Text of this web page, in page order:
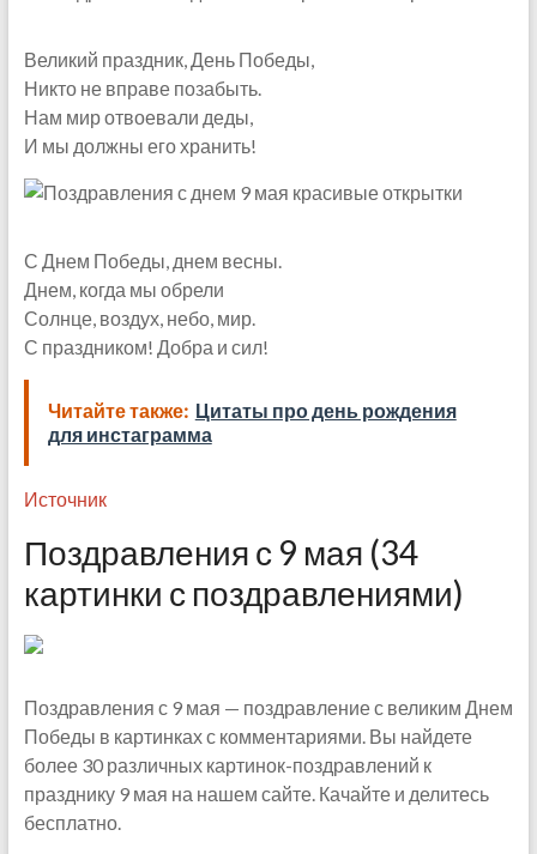
Великий праздник, День Победы,
Никто не вправе позабыть.
Нам мир отвоевали деды,
И мы должны его хранить!
С Днем Победы, днем весны.
Днем, когда мы обрели
Солнце, воздух, небо, мир.
С праздником! Добра и сил!
Читайте также: Цитаты про день рождения
для инстаграмма
Источник
Поздравления с 9 мая (34
картинки с поздравлениями)
Поздравления с 9 мая — поздравление с великим Днем
Победы в картинках с комментариями. Вы найдете
более 30 различных картинок-поздравлений к
празднику 9 мая на нашем сайте. Качайте и делитесь
бесплатно.